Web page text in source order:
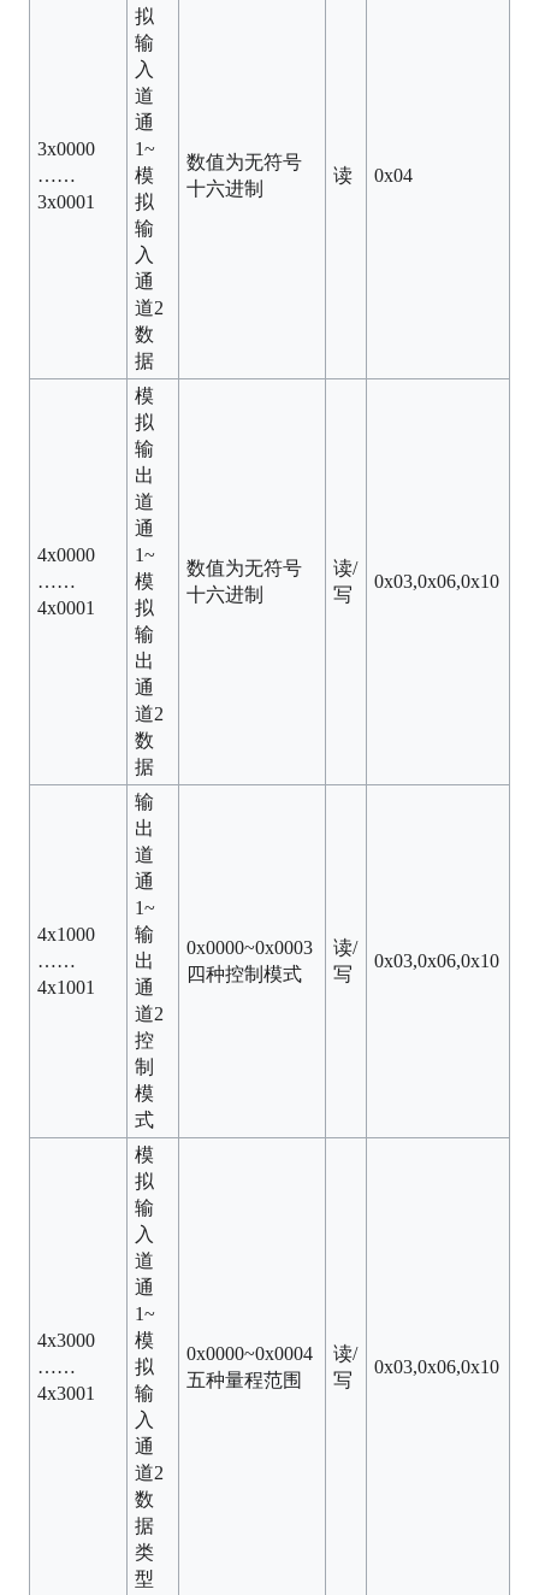
3x0000
……
3x0001
拟
输
入
道
通
1~
模
拟
输
入
通
道2
数
据
数值为无符号
十六进制
读 0x04
4x0000
……
4x0001
模
拟
输
出
道
通
1~
模
拟
输
出
通
道2
数
据
数值为无符号
十六进制
读/
写
0x03,0x06,0x10
4x1000
……
4x1001
输
出
道
通
1~
输
出
通
道2
控
制
模
式
0x0000~0x0003
四种控制模式
读/
写
0x03,0x06,0x10
4x3000
……
4x3001
模
拟
输
入
道
通
1~
模
拟
输
入
通
道2
数
据
类
型
0x0000~0x0004
五种量程范围
读/
写
0x03,0x06,0x10